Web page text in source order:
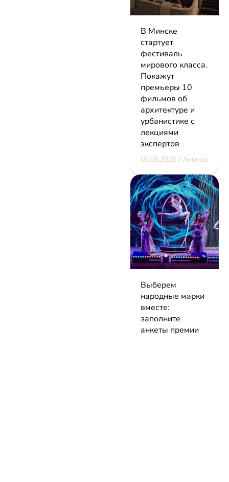
В Минске
стартует
фестиваль
мирового класса.
Покажут
премьеры 10
фильмов об
архитектуре и
урбанистике с
лекциями
экспертов
05.08.2026 | Анонсы
Выберем
народные марки
вместе:
заполните
анкеты премии